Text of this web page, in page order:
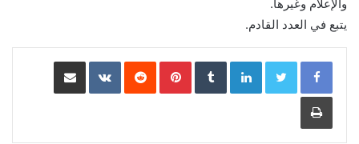
والإعلام وغيرها.
يتبع في العدد القادم.
LinkedIn
Pinterest مشاركة عبر البريد
طباعة